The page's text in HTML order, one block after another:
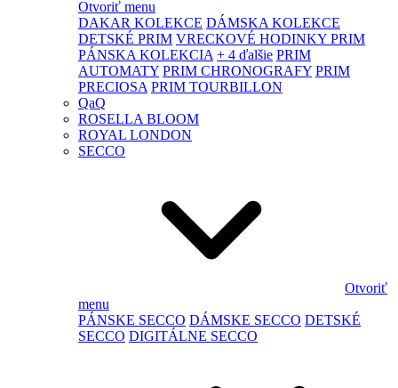
Otvoriť menu
DAKAR KOLEKCE DÁMSKA KOLEKCE
DETSKÉ PRIM VRECKOVÉ HODINKY PRIM
PÁNSKA KOLEKCIA + 4 ďalšie PRIM
AUTOMATY PRIM CHRONOGRAFY PRIM
PRECIOSA PRIM TOURBILLON
QaQ
ROSELLA BLOOM
ROYAL LONDON
SECCO
Otvoriť
menu
PÁNSKE SECCO DÁMSKE SECCO DETSKÉ
SECCO DIGITÁLNE SECCO